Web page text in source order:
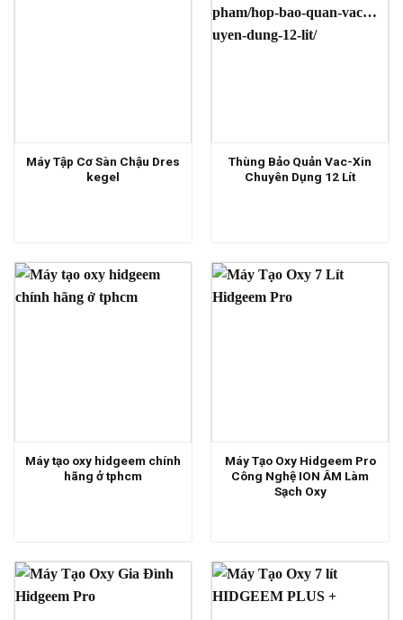
Máy Tập Cơ Sàn Chậu Dres
kegel
Thùng Bảo Quản Vac-Xin
Chuyên Dụng 12 Lít
Máy tạo oxy hidgeem chính
hãng ở tphcm
Máy Tạo Oxy Hidgeem Pro
Công Nghệ ION ÂM Làm
Sạch Oxy